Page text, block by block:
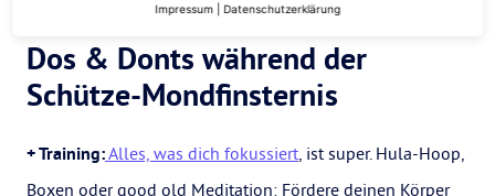
Familie und Sicherheit sehr emotionsgeladen für dich.
Dos & Donts während der
Schütze-Mondfinsternis
+ Training:Alles, was dich fokussiert, ist super. Hula-Hoop,
Boxen oder good old Meditation: Fördere deinen Körper
Impressum Datenschutzerklärung